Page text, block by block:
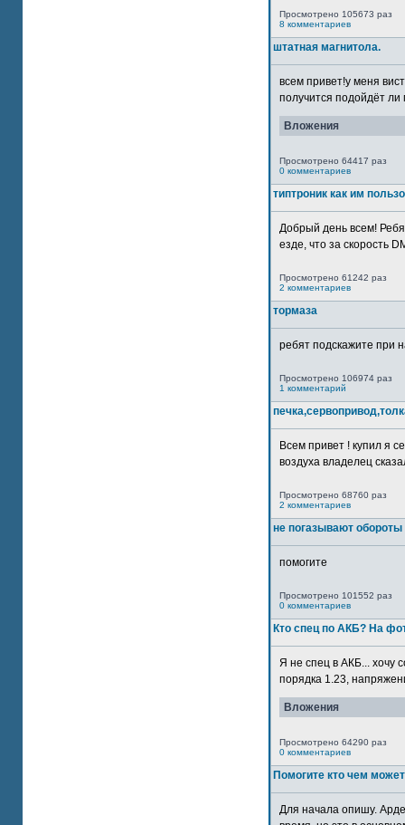
Просмотрено 105673 раз
8 комментариев
штатная магнитола.
всем привет!у меня
получится подойдёт ли
Вложения
Просмотрено 64417 раз
0 комментариев
типтроник как им
Добрый день всем!
езде, что за скорость
Просмотрено 61242 раз
2 комментариев
тормаза
ребят подскажите при
Просмотрено 106974 раз
1 комментарий
Всем привет ! купил я
воздуха владелец
Просмотрено 68760 раз
2 комментариев
не погазывают обороты
помогите
Просмотрено 101552 раз
0 комментариев
Кто спец по АКБ? На
Я не спец в АКБ... хочу
порядка 1.23,
Вложения
Просмотрено 64290 раз
0 комментариев
Помогите кто чем может
Для начала опишу.